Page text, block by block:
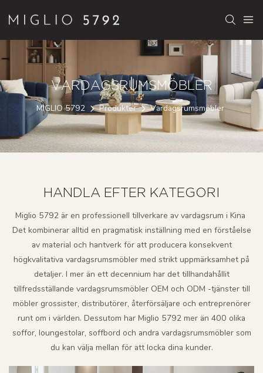
VARDAGSRUMSMÖBLER
MIGLIO 5792 Produkter Vardagsrumsmöbler
HANDLA EFTER KATEGORI
Miglio 5792 är en professionell tillverkare av vardagsrum i Kina
Det kombinerar alltid en pragmatisk inställning med en förståelse
av material och hantverk för att producera konsekvent
högkvalitativa vardagsrumsmöbler med strikt uppmärksamhet på
detaljer. I mer än ett decennium har det tillhandahållit
tillfredsställande vardagsrumsmöbler OEM och ODM -tjänster till
möbler grossister, distributörer, återförsäljare och entreprenörer
runt om i världen. Dessutom har Miglio 5792 mer än 400 olika
soffor, loungestolar, soffbord och andra vardagsrumsmöbler som
du kan välja mellan för att locka dina kunder.